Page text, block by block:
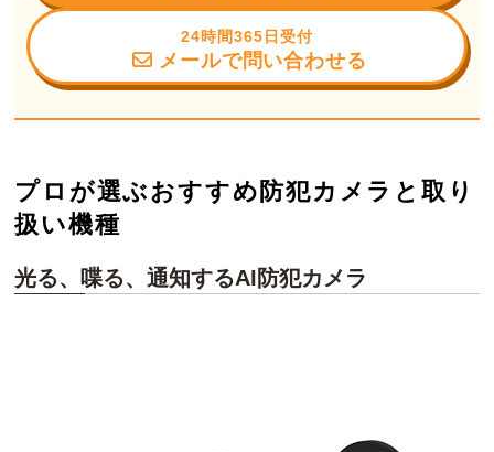
24時間365日受付
メールで問い合わせる
プロが選ぶおすすめ防犯カメラと取り
扱い機種
光る、喋る、通知するAI防犯カメラ